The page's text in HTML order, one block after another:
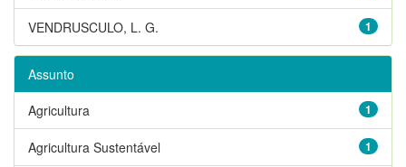
1
VENDRUSCULO, L. G.
Assunto
1
Agricultura
1
Agricultura Sustentável